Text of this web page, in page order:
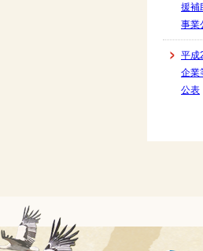
援補
事業
平成
企業
公表